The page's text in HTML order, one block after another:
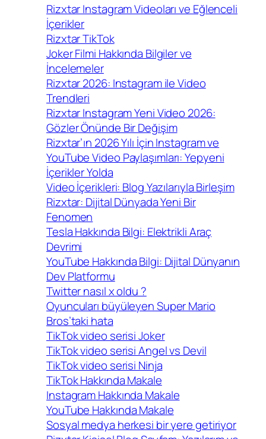
Rizxtar Instagram Videoları ve Eğlenceli
İçerikler
Rizxtar TikTok
Joker Filmi Hakkında Bilgiler ve
İncelemeler
Rizxtar 2026: Instagram ile Video
Trendleri
Rizxtar Instagram Yeni Video 2026:
Gözler Önünde Bir Değişim
Rizxtar’ın 2026 Yılı İçin Instagram ve
YouTube Video Paylaşımları: Yepyeni
İçerikler Yolda
Video İçerikleri: Blog Yazılarıyla Birleşim
Rizxtar: Dijital Dünyada Yeni Bir
Fenomen
Tesla Hakkında Bilgi: Elektrikli Araç
Devrimi
YouTube Hakkında Bilgi: Dijital Dünyanın
Dev Platformu
Twitter nasıl x oldu ?
Oyuncuları büyüleyen Super Mario
Bros’taki hata
TikTok video serisi Joker
TikTok video serisi Angel vs Devil
TikTok video serisi Ninja
TikTok Hakkında Makale
Instagram Hakkında Makale
YouTube Hakkında Makale
Sosyal medya herkesi bir yere getiriyor